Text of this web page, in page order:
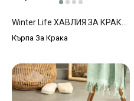
Кърпа За Крака